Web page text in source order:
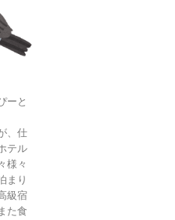
ーと
、仕
テル
様々
まり
級宿
た食